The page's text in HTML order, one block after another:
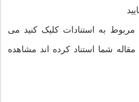
به استنادات کلیک کنید می
مقاله شما استناد کرده اند مشاهده